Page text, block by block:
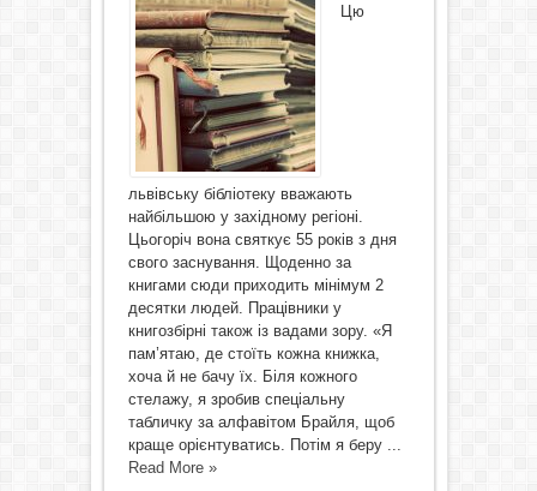
Цю
львівську бібліотеку вважають
найбільшою у західному регіоні.
Цьогоріч вона святкує 55 років з дня
свого заснування. Щоденно за
книгами сюди приходить мінімум 2
десятки людей. Працівники у
книгозбірні також із вадами зору. «Я
пам’ятаю, де стоїть кожна книжка,
хоча й не бачу їх. Біля кожного
стелажу, я зробив спеціальну
табличку за алфавітом Брайля, щоб
краще орієнтуватись. Потім я беру ...
Read More »